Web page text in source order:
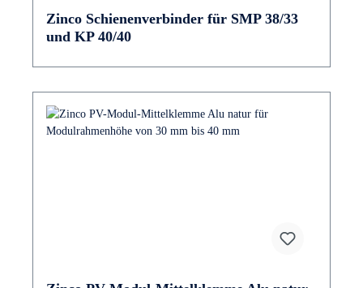
Zinco Schienenverbinder für SMP 38/33
und KP 40/40